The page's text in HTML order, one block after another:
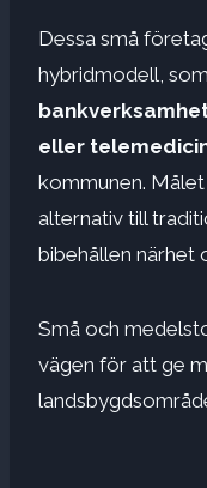
Dessa små
hybridmodell,
eller
kommunen.
alternativ till
bibehållen närhet
Små och
vägen för att ge